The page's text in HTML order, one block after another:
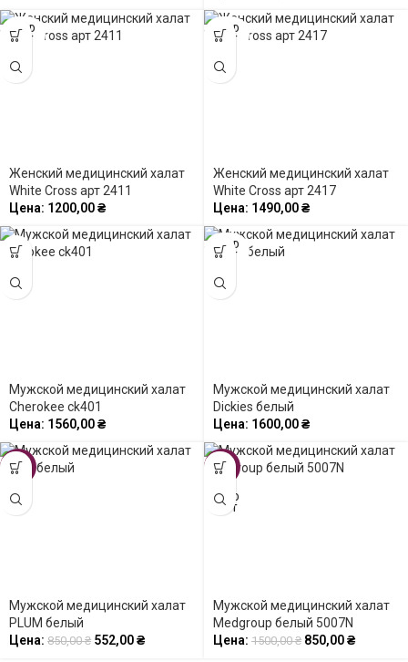
SOLD
OUT
Женский медицинский халат
White Cross арт 2411
Цена: 1200,00₴
SOLD
OUT
Женский медицинский халат
White Cross арт 2417
Цена: 1490,00₴
Мужской медицинский халат
Cherokee ck401
Цена: 1560,00₴
SOLD
OUT
Мужской медицинский халат
Dickies белый
Цена: 1600,00₴
-35%
Мужской медицинский халат
PLUM белый
Цена: 850,00₴ 552,00₴
-43%
SOLD
OUT
Мужской медицинский халат
Medgroup белый 5007N
Цена: 1500,00₴ 850,00₴